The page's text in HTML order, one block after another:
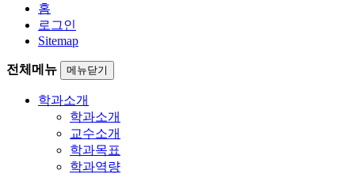
홈
로그인
Sitemap
전체메뉴 메뉴닫기
학과소개
학과소개
교수소개
학과목표
학과역량